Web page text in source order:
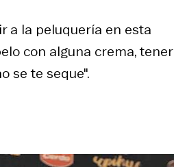
a la peluquería en esta
con alguna crema, tener
se te seque".